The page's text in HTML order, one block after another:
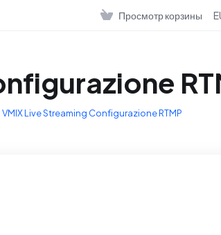
Просмотр корзины
VMIX Live Streaming Configurazione RTMP